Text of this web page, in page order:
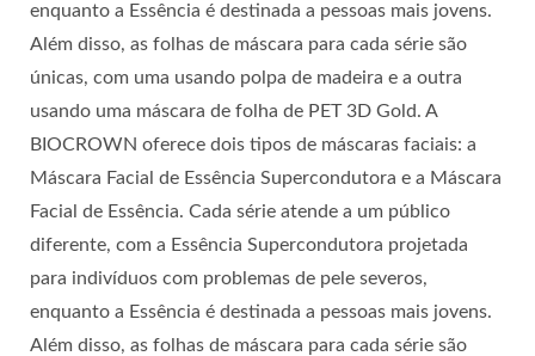
enquanto a Essência é destinada a pessoas mais jovens.
Além disso, as folhas de máscara para cada série são
únicas, com uma usando polpa de madeira e a outra
usando uma máscara de folha de PET 3D Gold. A
BIOCROWN oferece dois tipos de máscaras faciais: a
Máscara Facial de Essência Supercondutora e a Máscara
Facial de Essência. Cada série atende a um público
diferente, com a Essência Supercondutora projetada
para indivíduos com problemas de pele severos,
enquanto a Essência é destinada a pessoas mais jovens.
Além disso, as folhas de máscara para cada série são